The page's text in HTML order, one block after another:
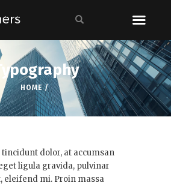
HOME
dolor, at accumsan
ligula gravida, pulvinar
eleifend mi. Proin massa